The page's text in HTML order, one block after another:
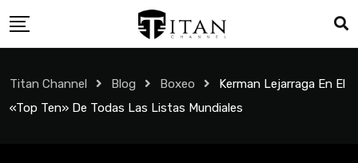
Titan Channel Blog Boxeo
Kerman Lejarraga En El
«top Ten» De Todas Las Listas Mundiales